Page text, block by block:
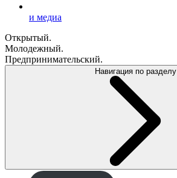
и медиа
Открытый.
Молодежный.
Предпринимательский.
Навигация по разделу